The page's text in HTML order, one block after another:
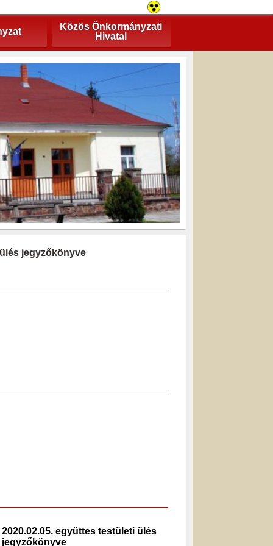
Közös Önkormányzati
Hivatal
jegyzőkönyve
2020.02.05. együttes testületi ülés
jegyzőkönyve